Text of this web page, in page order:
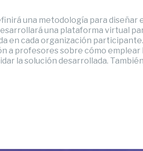
una metodología para
una plataforma virtual
en cada organización
a profesores sobre cómo
la solución desarrollada.